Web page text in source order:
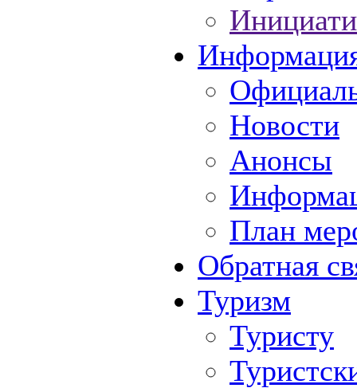
Новости
Анонсы
План
Обратная
Туризм
Туристу